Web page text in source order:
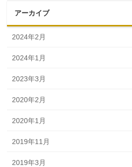
アーカイブ
2024年2月
2024年1月
2023年3月
2020年2月
2020年1月
2019年11月
2019年3月